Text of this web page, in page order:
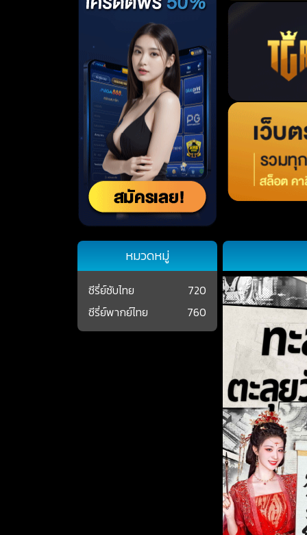
หมวดหมู่
ซีรี่ย์ซับไทย
720
ซีรี่ย์พากย์ไทย
760